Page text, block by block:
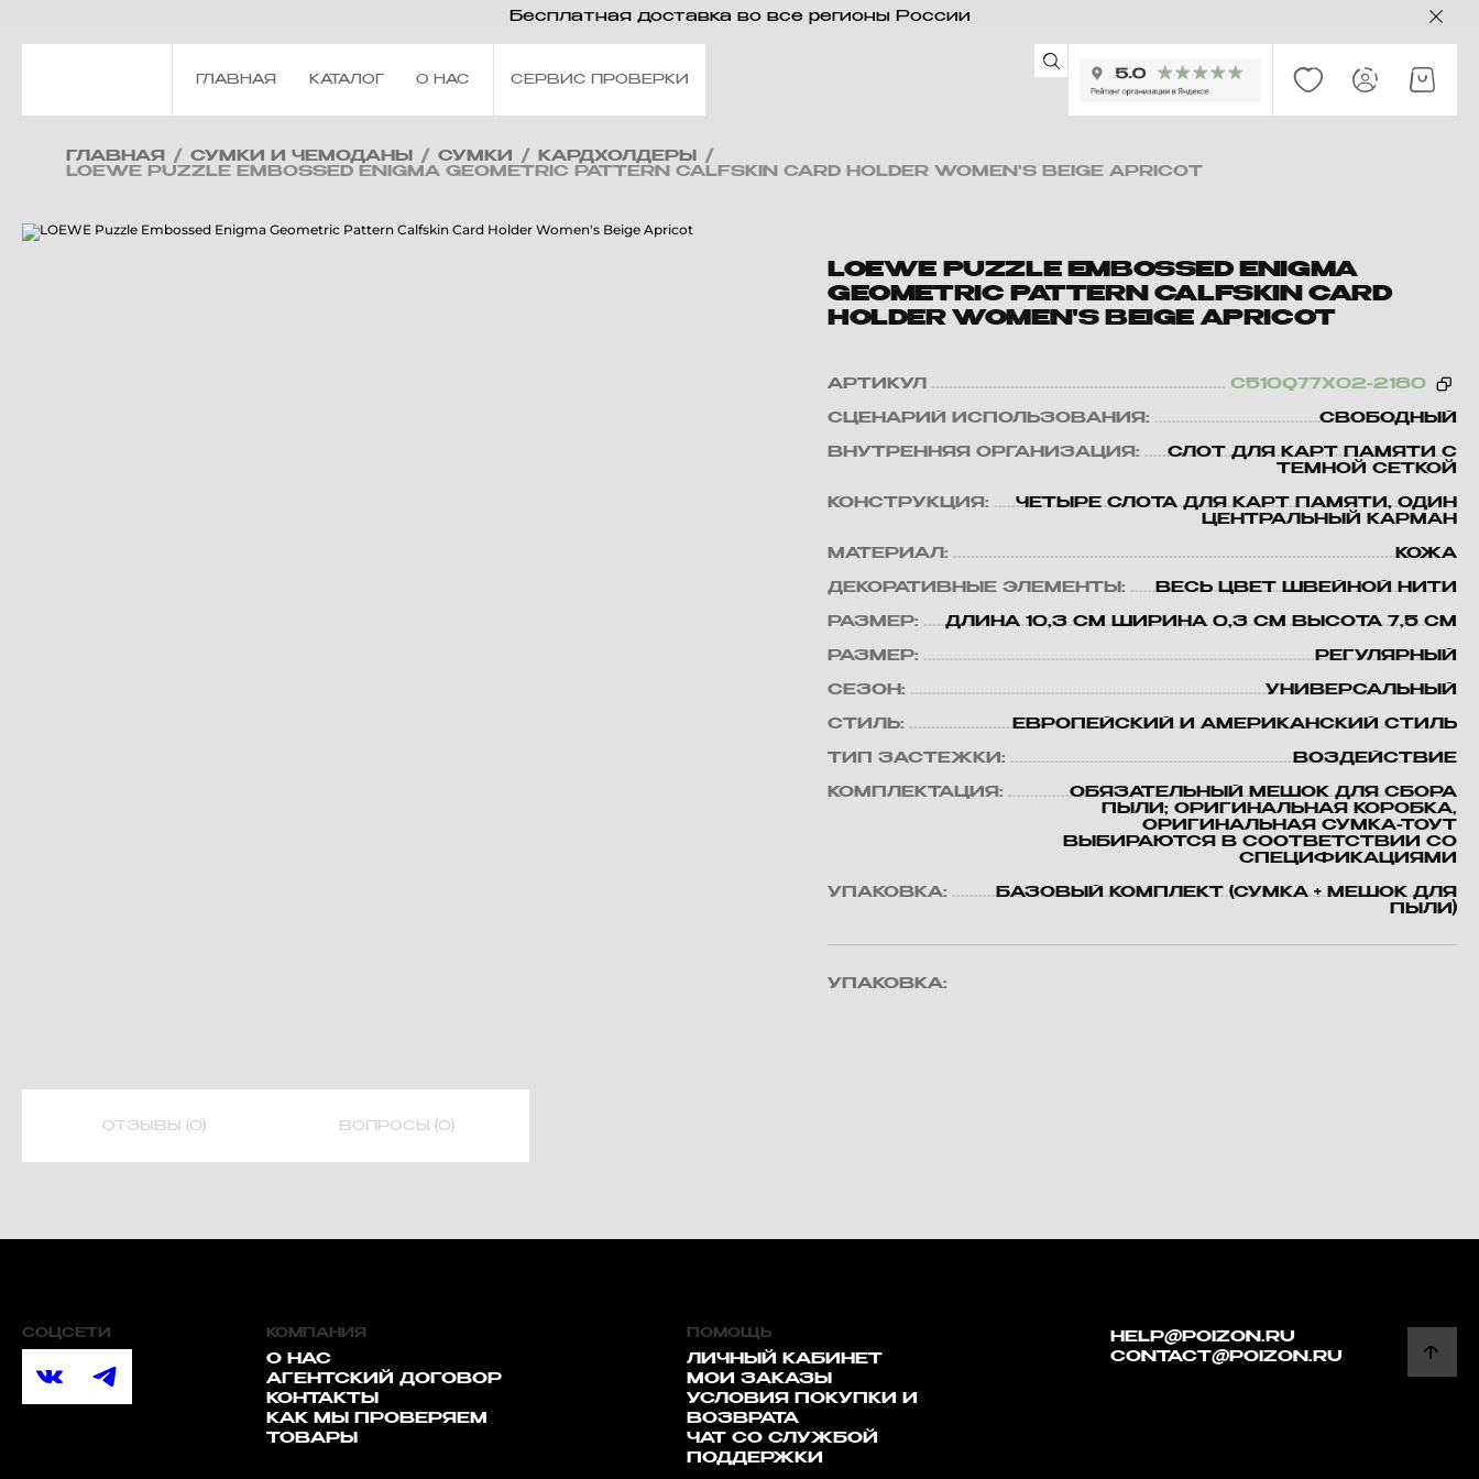
Бесплатная доставка во все регионы России
ГЛАВНАЯ КАТАЛОГ О НАС СЕРВИС ПРОВЕРКИ
ГЛАВНАЯ / СУМКИ И ЧЕМОДАНЫ / СУМКИ / КАРДХОЛДЕРЫ
/
LOEWE PUZZLE EMBOSSED ENIGMA GEOMETRIC PATTERN CALFSKIN CARD HOLDER WOMEN'S BEIGE APRICOT
LOEWE PUZZLE EMBOSSED ENIGMA
GEOMETRIC PATTERN CALFSKIN CARD
HOLDER WOMEN'S BEIGE APRICOT
АРТИКУЛ C510Q77X02-2180
СЦЕНАРИЙ ИСПОЛЬЗОВАНИЯ: СВОБОДНЫЙ
ВНУТРЕННЯЯ ОРГАНИЗАЦИЯ:
СЛОТ ДЛЯ КАРТ ПАМЯТИ С
ТЕМНОЙ СЕТКОЙ
КОНСТРУКЦИЯ:
ЧЕТЫРЕ СЛОТА ДЛЯ КАРТ ПАМЯТИ, ОДИН
ЦЕНТРАЛЬНЫЙ КАРМАН
МАТЕРИАЛ: КОЖА
ДЕКОРАТИВНЫЕ ЭЛЕМЕНТЫ: ВЕСЬ ЦВЕТ ШВЕЙНОЙ НИТИ
РАЗМЕР: ДЛИНА 10,3 СМ ШИРИНА 0,3 СМ ВЫСОТА 7,5 СМ
РАЗМЕР: РЕГУЛЯРНЫЙ
СЕЗОН: УНИВЕРСАЛЬНЫЙ
СТИЛЬ: ЕВРОПЕЙСКИЙ И АМЕРИКАНСКИЙ СТИЛЬ
ТИП ЗАСТЕЖКИ: ВОЗДЕЙСТВИЕ
КОМПЛЕКТАЦИЯ:
ОБЯЗАТЕЛЬНЫЙ МЕШОК ДЛЯ СБОРА
ПЫЛИ; ОРИГИНАЛЬНАЯ КОРОБКА,
ОРИГИНАЛЬНАЯ СУМКА-ТОУТ
ВЫБИРАЮТСЯ В СООТВЕТСТВИИ СО
СПЕЦИФИКАЦИЯМИ
УПАКОВКА:
БАЗОВЫЙ КОМПЛЕКТ (СУМКА + МЕШОК ДЛЯ
ПЫЛИ)
УПАКОВКА:
ОТЗЫВЫ (0) ВОПРОСЫ (0)
СОЦСЕТИ КОМПАНИЯ
О НАС
АГЕНТСКИЙ ДОГОВОР
КОНТАКТЫ
КАК МЫ ПРОВЕРЯЕМ
ТОВАРЫ
HELP@POIZON.RU
CONTACT@POIZON.RU
ПОМОЩЬ
ЛИЧНЫЙ КАБИНЕТ
МОИ ЗАКАЗЫ
УСЛОВИЯ ПОКУПКИ И
ВОЗВРАТА
ЧАТ СО СЛУЖБОЙ
ПОДДЕРЖКИ